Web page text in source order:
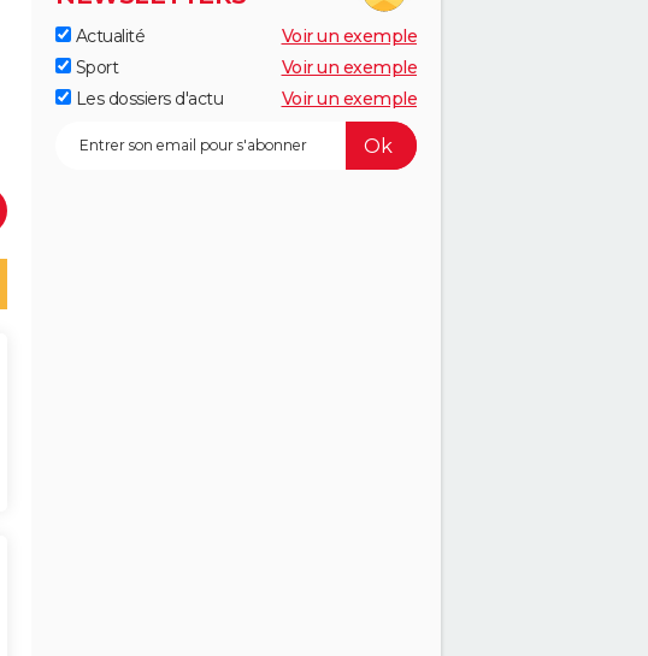
Actualité
Voir un exemple
Sport
Voir un exemple
Les dossiers d'actu
Voir un exemple